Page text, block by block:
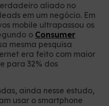
aliado no
em um negócio. Em
mobile ultrapassou os
o Consumer
mesma pesquisa
era feito com maior
para 32% dos
ainda nesse estudo,
usar o smartphone